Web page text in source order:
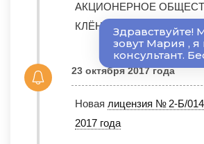
АКЦИОНЕРНОЕ
КЛЁН"
23 октября 2017 года
Новая лицензия № 2-Б/
2017 года